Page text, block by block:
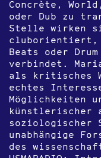
Concrète,
oder Dub zu
Stelle wirken
cluborientiert,
Beats oder
verbindet.
als kritisches
echtes
Möglichkeiten
künstlerischer
soziologischer
unabhängige
des